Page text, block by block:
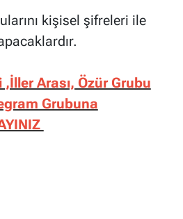
kişisel şifreleri ile
Arası, Özür Grubu
Grubuna